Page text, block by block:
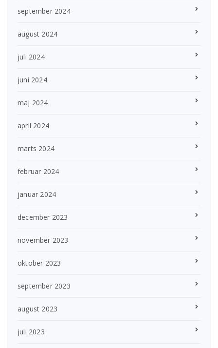
september 2024
august 2024
juli 2024
juni 2024
maj 2024
april 2024
marts 2024
februar 2024
januar 2024
december 2023
november 2023
oktober 2023
september 2023
august 2023
juli 2023